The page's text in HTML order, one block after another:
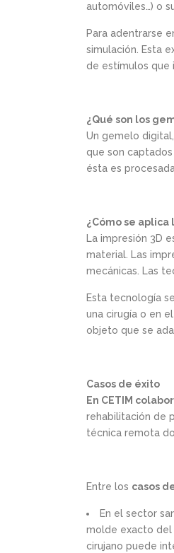
automóviles…) o
Para adentrarse
simulación. Esta
de estímulos que
¿Qué son los
Un gemelo
que son
ésta es
¿Cómo se aplica
La impresión 3D
material. Las
mecánicas. Las
Esta tecnología
una cirugía o en
objeto que se
Casos de éxito
En CETIM
rehabilitación de
técnica remota
Entre los casos
En el sector
molde exacto del
cirujano puede